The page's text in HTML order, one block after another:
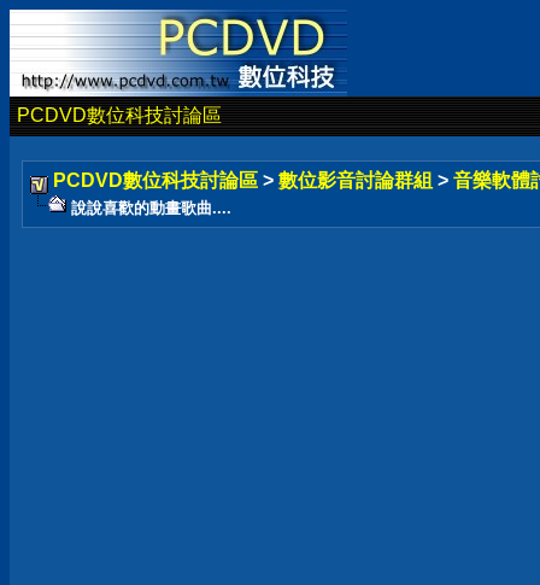
PCDVD數位科技討論區
PCDVD數位科技討論區 > 數位影音討論群組 > 音樂軟體
說說喜歡的動畫歌曲....